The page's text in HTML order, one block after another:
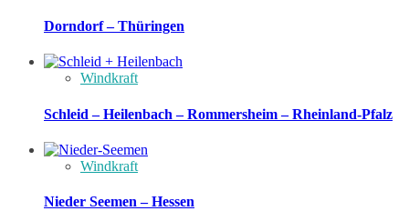
Dorndorf – Thüringen
Windkraft
Schleid – Heilenbach – Rommersheim – Rheinland-Pfalz
Windkraft
Nieder Seemen – Hessen